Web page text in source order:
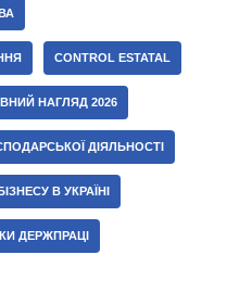
CONTROL ESTATAL
НАГЛЯД 2026
ДІЯЛЬНОСТІ
В УКРАЇНІ
ДЕРЖПРАЦІ